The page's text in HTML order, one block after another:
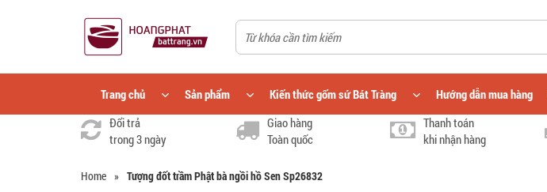
Trang chủ Sản phẩm Kiến thức gốm sứ Bát Tràng Hướng dẫn mua hàng
Đổi trả
trong 3 ngày
Giao hàng
Toàn quốc
Thanh toán
khi nhận hàng
Home » Tượng đốt trầm Phật bà ngồi hồ Sen Sp26832